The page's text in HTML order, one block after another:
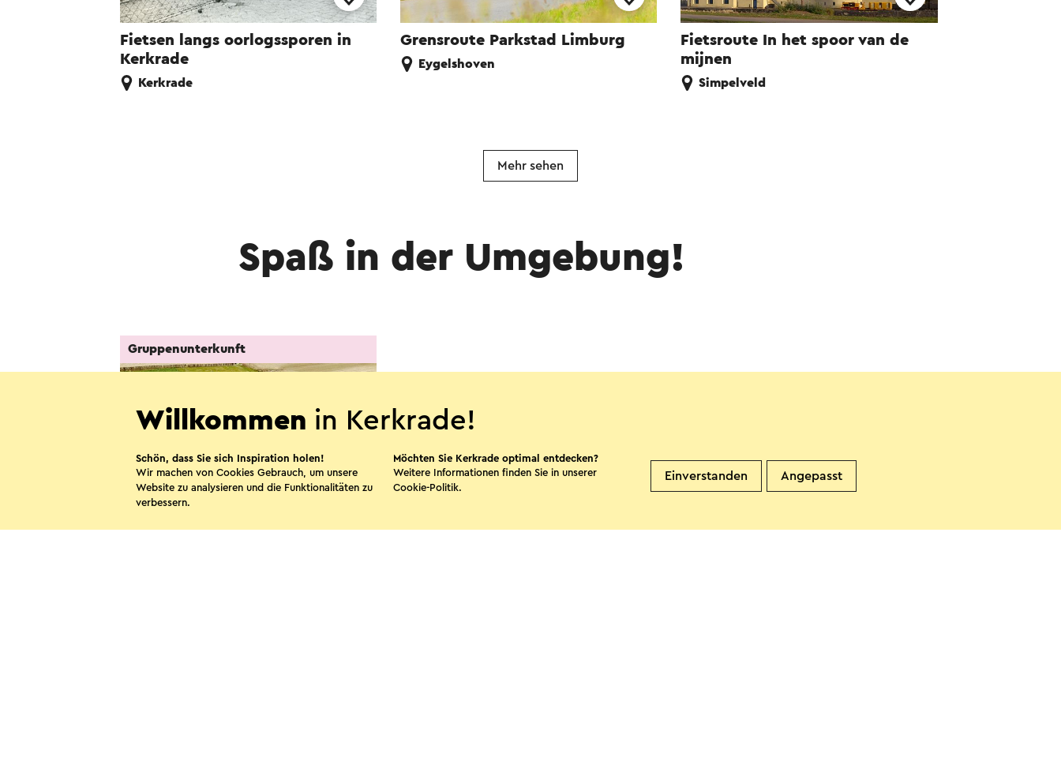
Fietsen langs oorlogssporen in
Kerkrade
Kerkrade
Grensroute Parkstad Limburg
Eygelshoven
Fietsroute In het spoor van de
mijnen
Simpelveld
Mehr sehen
Spaß in der Umgebung!
Gruppenunterkunft
Willkommen in Kerkrade!
Schön, dass Sie sich Inspiration holen!
Wir machen von Cookies Gebrauch, um unsere
Website zu analysieren und die Funktionalitäten zu
verbessern.
Möchten Sie Kerkrade optimal entdecken?
Weitere Informationen finden Sie in unserer
Cookie-Politik.
Einverstanden Angepasst